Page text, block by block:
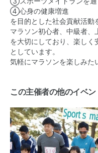
④心身の健康増進
を目的とした社会貢献活動
マラソン初心者、中級者、
を大切にしており、楽しく
としています。
気軽にマラソンを楽しみた
この主催者の他のイベン